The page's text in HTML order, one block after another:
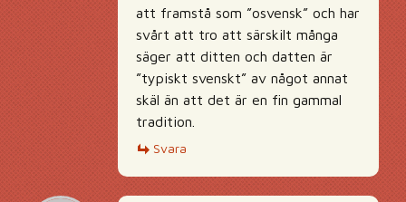
att framstå som ”osvensk” och har
svårt att tro att särskilt många
säger att ditten och datten är
”typiskt svenskt” av något annat
skäl än att det är en fin gammal
tradition.
Svara